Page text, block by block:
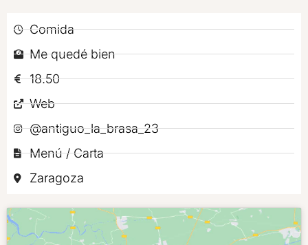
Comida
Me quedé bien
18.50
Web
@antiguo_la_brasa_23
Menú / Carta
Zaragoza